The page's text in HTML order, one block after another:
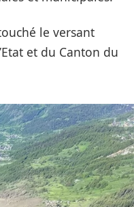
le versant
et du Canton du